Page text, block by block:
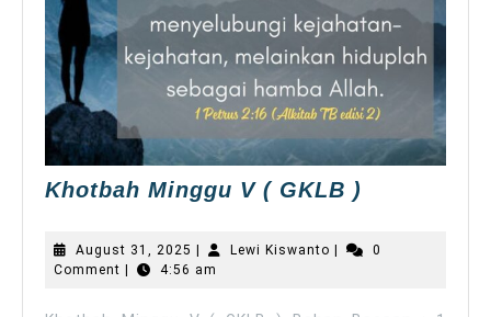
Khotbah Minggu V ( GKLB )
V
August 31, 2025 August
31,
| Lewi Kiswanto Lewi
|
0
Comment | 4:56 am